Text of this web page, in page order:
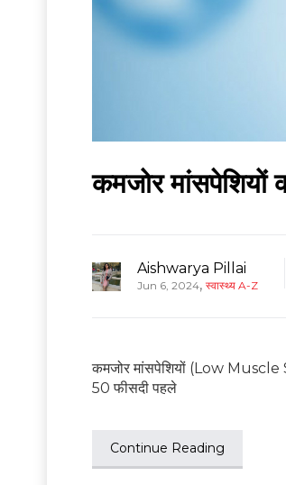
कमजोर
Aishwarya Pillai
Jun 6, 2024, स्वास्थ्य A-Z
कमजोर मांसपेशियों (Low Muscle
50 फीसदी पहले
Continue Reading